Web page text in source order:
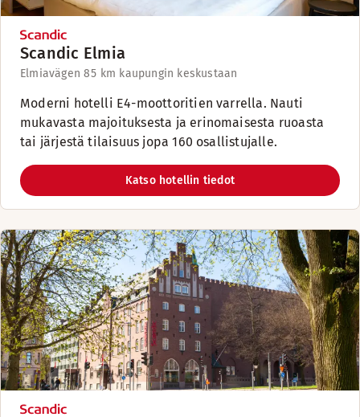
Scandic Elmia
Elmiavägen 85 km kaupungin keskustaan
Moderni hotelli E4-moottoritien varrella. Nauti
mukavasta majoituksesta ja erinomaisesta ruoasta
tai järjestä tilaisuus jopa 160 osallistujalle.
Katso hotellin tiedot